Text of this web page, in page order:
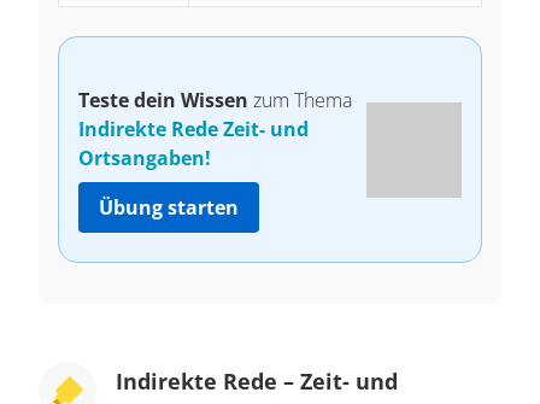
Teste dein Wissen zum Thema
Indirekte Rede Zeit- und
Ortsangaben!
Übung starten
Indirekte Rede – Zeit- und